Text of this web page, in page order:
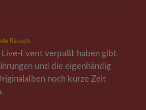
Rausch
Live-Event verpaßt haben gibt
und die eigenhändig
noch kurze Zeit